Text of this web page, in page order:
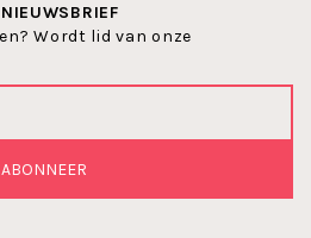
Wordt lid van onze
ABONNEER